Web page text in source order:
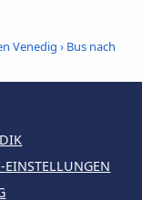
Venedig › Bus nach
EINSTELLUNGEN